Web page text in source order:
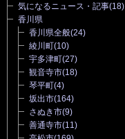
気になるニュース・記事(18)
香川県
香川県全般(24)
綾川町(10)
宇多津町(27)
観音寺市(18)
琴平町(4)
坂出市(164)
さぬき市(9)
善通寺市(11)